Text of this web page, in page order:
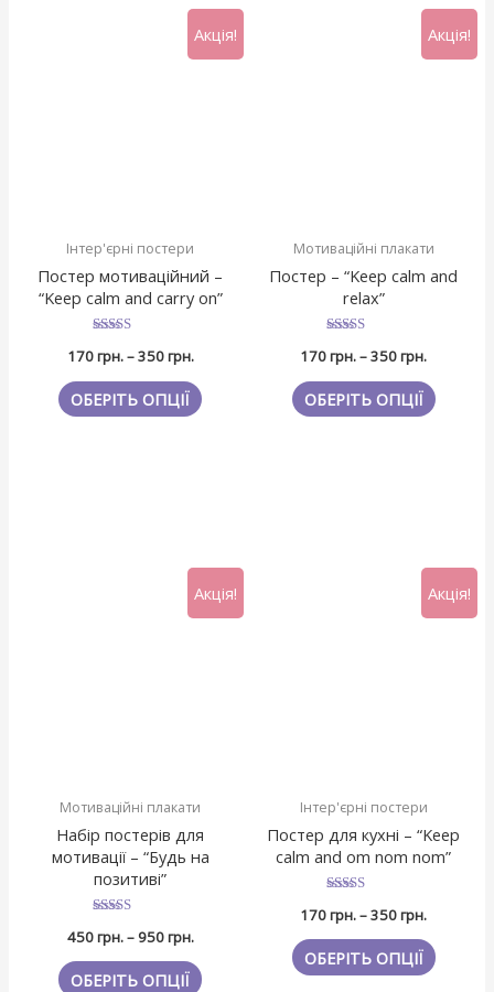
Акція!
Інтер'єрні постери
Постер мотиваційний –
“Keep calm and carry on”
4.6666666666667
170грн.–350грн.
ОБЕРІТЬ ОПЦІЇ
Акція!
Мотиваційні плакати
Постер – “Keep calm and
relax”
4.6666666666667
170грн.–350грн.
ОБЕРІТЬ ОПЦІЇ
Акція!
Мотиваційні плакати
Набір постерів для
мотивації – “Будь на
позитиві”
4.6666666666667
450грн.– 950грн.
ОБЕРІТЬ ОПЦІЇ
Акція!
Інтер'єрні постери
Постер для кухні – “Keep
calm and om nom nom”
4.6666666666667
170грн.–350грн.
ОБЕРІТЬ ОПЦІЇ